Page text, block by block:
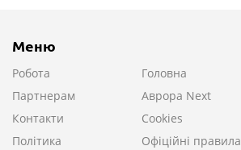
Меню
Робота
Головна
Партнерам
Аврора Next
Контакти
Cookies
Політика
Офіційні правила